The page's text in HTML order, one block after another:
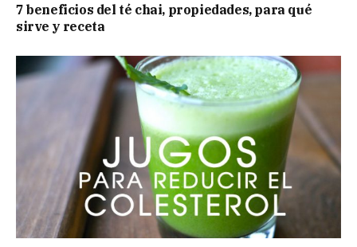
7 beneficios del té chai, propiedades, para qué
sirve y receta